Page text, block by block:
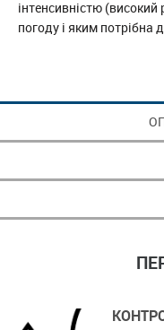
інтенсивністю
погоду і яким потрібна